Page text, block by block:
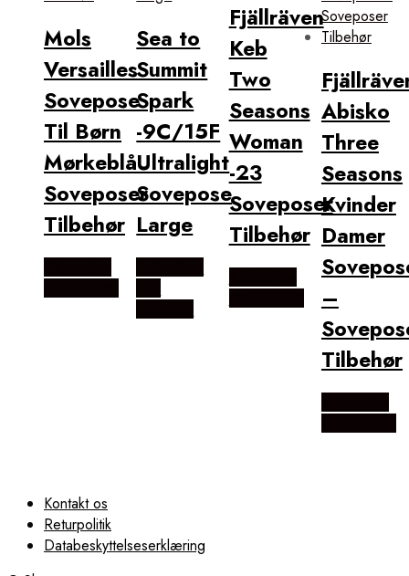
Mols
Versailles
Sovepose
Til Børn
Mørkeblå
Soveposer
Tilbehør
Sea to
Summit
Spark
-9C/15F
Ultralight
Sovepose
Large
Fjällräven
Keb
Two
Seasons
Woman
-23
Soveposer
Tilbehør
Abisko
Three
Seasons
Kvinder
Damer
–
Tilbehør
Kontakt os
Returpolitik
Databeskyttelseserklæring